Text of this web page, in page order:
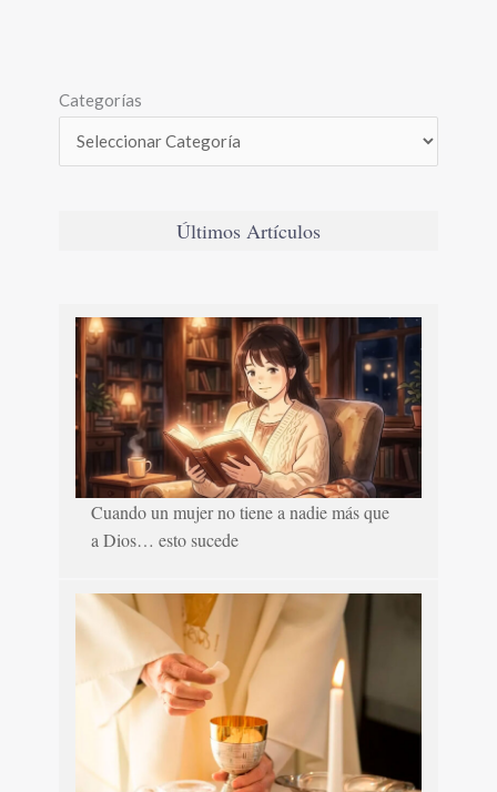
Categorías
Últimos Artículos
Cuando un mujer no tiene a nadie más que
a Dios… esto sucede